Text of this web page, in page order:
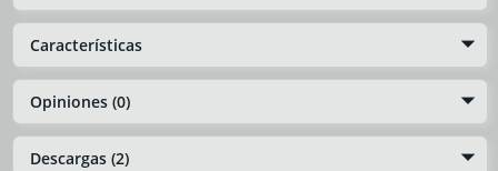
Características
Opiniones (0)
Descargas (2)